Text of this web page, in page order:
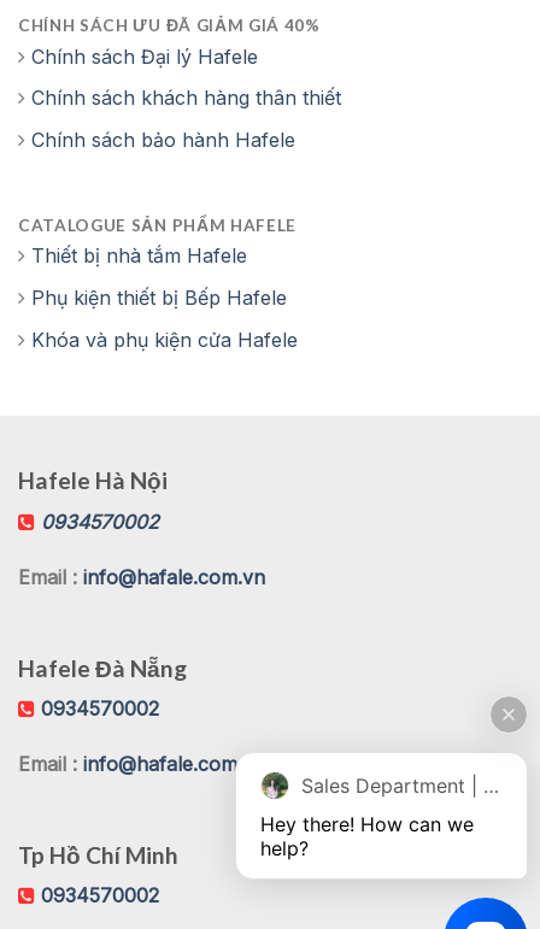
CHÍNH SÁCH ƯU ĐÃ GIẢM GIÁ 40%
Chính sách Đại lý Hafele
Chính sách khách hàng thân thiết
Chính sách bảo hành Hafele
CATALOGUE SẢN PHẨM HAFELE
Thiết bị nhà tắm Hafele
Phụ kiện thiết bị Bếp Hafele
Khóa và phụ kiện cửa Hafele
Hafele Hà Nội
0934570002
Email : info@hafale.com.vn
Hafele Đà Nẵng
0934570002
Email : info@hafale.com.vn
Tp Hồ Chí Minh
0934570002
Sales Department | Chat online
Hey there! How can we
help?